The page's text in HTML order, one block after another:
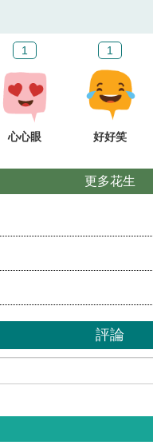
1
心心眼
1
好好笑
更多花生
評論